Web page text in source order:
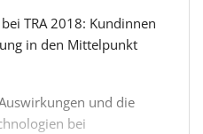
TRA 2018: Kundinnen
in den Mittelpunkt
und die
bei